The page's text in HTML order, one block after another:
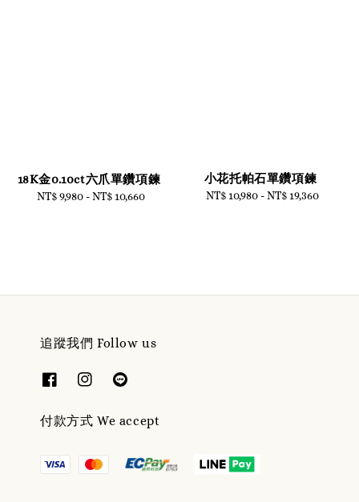
18K金0.10ct六爪單鑽項鍊
Regular
NT$ 9,980-NT$ 10,660
小花托帕石單鑽項鍊
Regular
NT$ 10,980-NT$ 19,360
追蹤我們 Follow us
付款方式 We accept